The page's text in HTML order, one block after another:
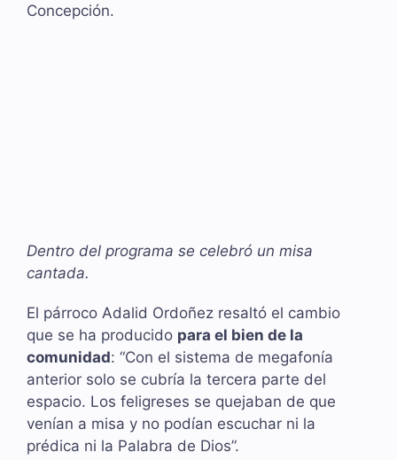
Concepción.
Dentro del programa se celebró un misa
cantada.
El párroco Adalid Ordoñez resaltó el cambio
que se ha producido para el bien de la
comunidad: “Con el sistema de megafonía
anterior solo se cubría la tercera parte del
espacio. Los feligreses se quejaban de que
venían a misa y no podían escuchar ni la
prédica ni la Palabra de Dios”.